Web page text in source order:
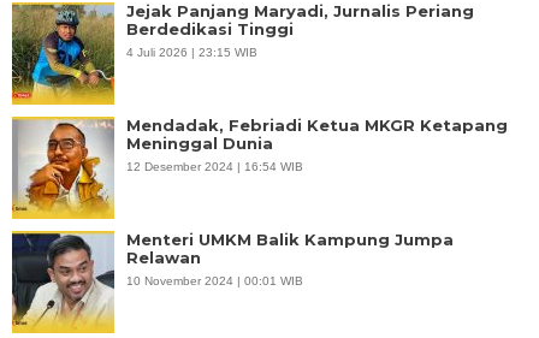
Jejak Panjang Maryadi, Jurnalis Periang
Berdedikasi Tinggi
4 Juli 2026 | 23:15 WIB
Mendadak, Febriadi Ketua MKGR Ketapang
Meninggal Dunia
12 Desember 2024 | 16:54 WIB
Menteri UMKM Balik Kampung Jumpa
Relawan
10 November 2024 | 00:01 WIB